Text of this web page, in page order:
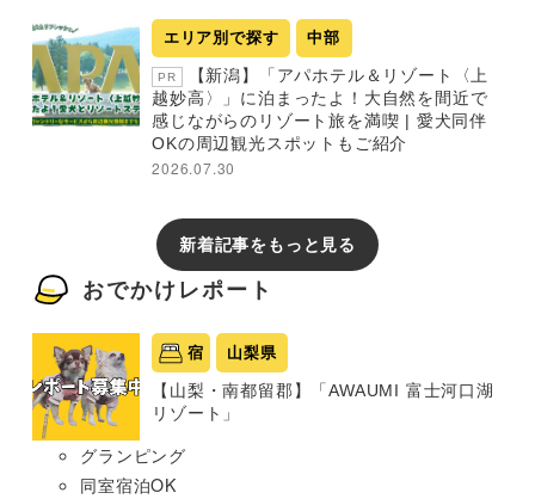
エリア別で探す 中部
PR
【新潟】「アパホテル＆リゾート〈上
越妙高〉」に泊まったよ！大自然を間近で
感じながらのリゾート旅を満喫 | 愛犬同伴
OKの周辺観光スポットもご紹介
2026.07.30
新着記事をもっと見る
おでかけレポート
宿 山梨県
【山梨・南都留郡】「AWAUMI 富士河口湖
リゾート」
グランピング
同室宿泊OK